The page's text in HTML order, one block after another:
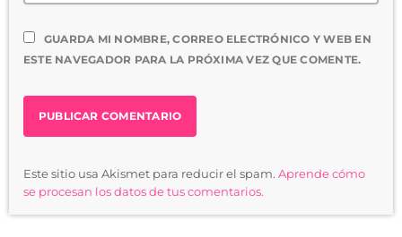
GUARDA MI NOMBRE, CORREO ELECTRÓNICO Y WEB EN
ESTE NAVEGADOR PARA LA PRÓXIMA VEZ QUE COMENTE.
Este sitio usa Akismet para reducir el spam. Aprende cómo
se procesan los datos de tus comentarios.